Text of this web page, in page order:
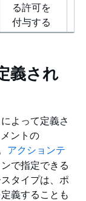
る許可を
付与する
義され
よって定義さ
ントの
アクションテ
で指定できる
タイプは、ポ
義することも